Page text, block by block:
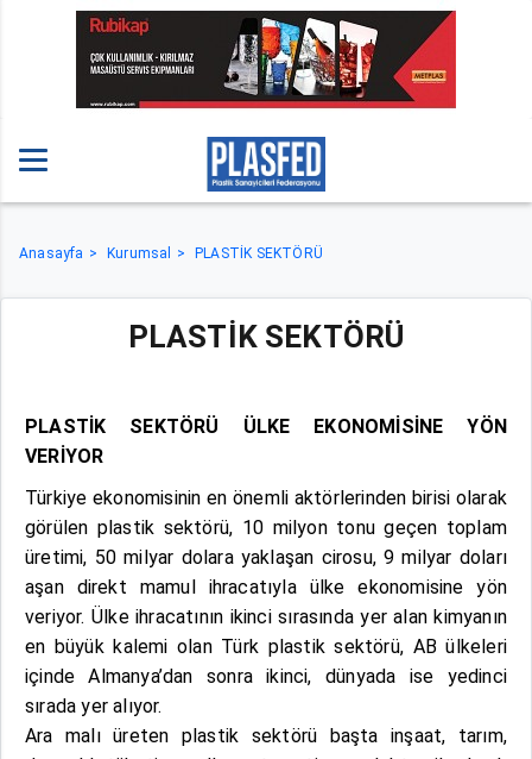
Anasayfa Kurumsal PLASTİK SEKTÖRÜ
PLASTİK SEKTÖRÜ
PLASTİK SEKTÖRÜ ÜLKE EKONOMİSİNE YÖN
VERİYOR
Türkiye ekonomisinin en önemli aktörlerinden birisi olarak
görülen plastik sektörü, 10 milyon tonu geçen toplam
üretimi, 50 milyar dolara yaklaşan cirosu, 9 milyar doları
aşan direkt mamul ihracatıyla ülke ekonomisine yön
veriyor. Ülke ihracatının ikinci sırasında yer alan kimyanın
en büyük kalemi olan Türk plastik sektörü, AB ülkeleri
içinde Almanya’dan sonra ikinci, dünyada ise yedinci
sırada yer alıyor.
Ara malı üreten plastik sektörü başta inşaat, tarım,